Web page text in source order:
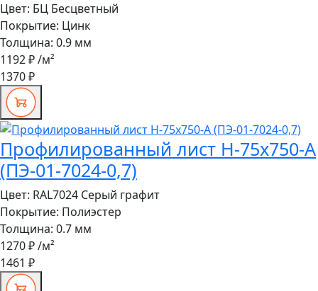
Цвет: БЦ Бесцветный
Покрытие: Цинк
Толщина: 0.9 мм
1192 ₽/м²
1370 ₽
Профилированный лист Н-75x750-A
(ПЭ-01-7024-0,7)
Цвет: RAL7024 Серый графит
Покрытие: Полиэстер
Толщина: 0.7 мм
1270 ₽/м²
1461 ₽